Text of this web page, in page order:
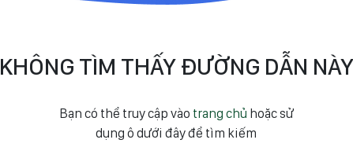
KHÔNG TÌM THẤY ĐƯỜNG DẪN NÀY
Bạn có thể truy cập vào trang chủ hoặc sử
dụng ô dưới đây để tìm kiếm